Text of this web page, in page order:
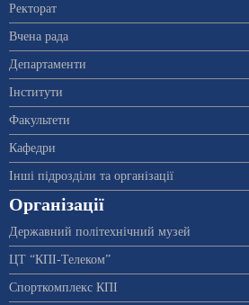
Ректорат
Вчена рада
Департаменти
Інститути
Факультети
Кафедри
Інші підрозділи та організації
Організації
Державний політехнічний музей
ЦТ “КПІ-Телеком”
Спорткомплекс КПІ